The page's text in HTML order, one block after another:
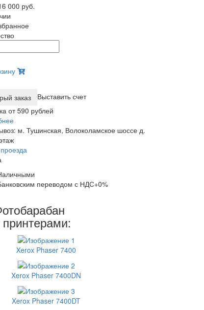
000 руб.
Выставить счет
от 590 рублей
м. Тушинская, Волоколамское шоссе д.
переводом с НДС+0%
Xerox Phaser 7400
Xerox Phaser 7400DN
Xerox Phaser 7400DT